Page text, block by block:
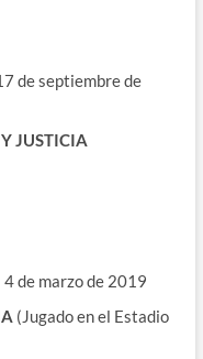
de septiembre de
JUSTICIA
de marzo de 2019
(Jugado en el Estadio